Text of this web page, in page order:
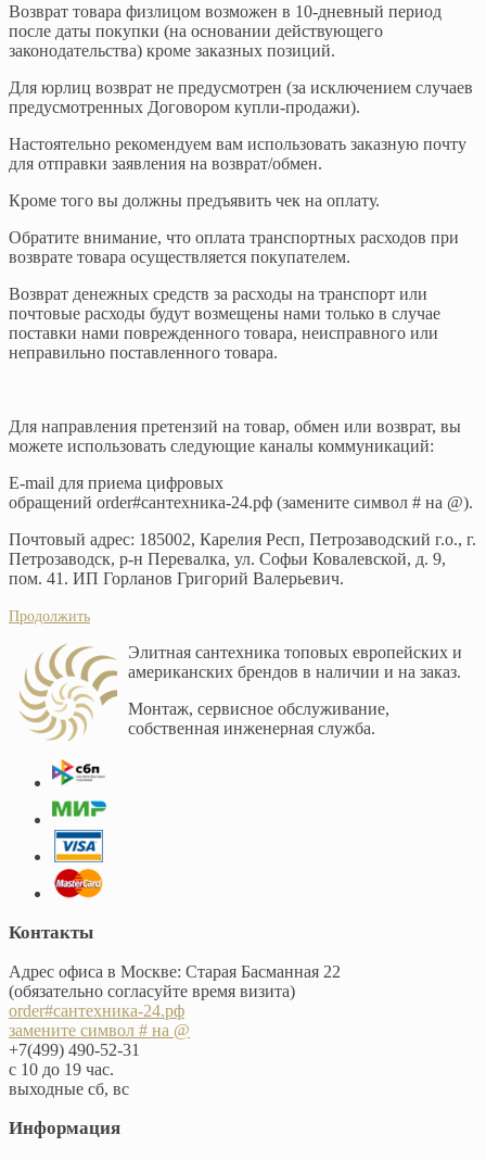
Возврат товара физлицом возможен в 10-дневный период
после даты покупки (на основании действующего
законодательства) кроме заказных позиций.
Для юрлиц возврат не предусмотрен (за исключением случаев
предусмотренных Договором купли-продажи).
Настоятельно рекомендуем вам использовать заказную почту
для отправки заявления на возврат/обмен.
Кроме того вы должны предъявить чек на оплату.
Обратите внимание, что оплата транспортных расходов при
возврате товара осуществляется покупателем.
Возврат денежных средств за расходы на транспорт или
почтовые расходы будут возмещены нами только в случае
поставки нами поврежденного товара, неисправного или
неправильно поставленного товара.
Для направления претензий на товар, обмен или возврат, вы
можете использовать следующие каналы коммуникаций:
E-mail для приема цифровых
обращений order#сантехника-24.рф (замените символ # на @).
Почтовый адрес: 185002, Карелия Респ, Петрозаводский г.о., г.
Петрозаводск, р-н Перевалка, ул. Софьи Ковалевской, д. 9,
пом. 41. ИП Горланов Григорий Валерьевич.
Продолжить
Элитная сантехника топовых европейских и
американских брендов в наличии и на заказ.
Монтаж, сервисное обслуживание,
собственная инженерная служба.
Контакты
Адрес офиса в Москве: Старая Басманная 22
(обязательно согласуйте время визита)
order#сантехника-24.рф
замените символ # на @
+7(499) 490-52-31
с 10 до 19 час.
выходные сб, вс
Информация